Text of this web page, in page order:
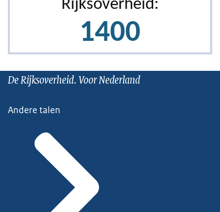
De Rijksoverheid. Voor Nederland
Andere talen